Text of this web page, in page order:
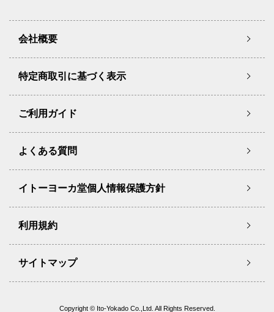
会社概要
特定商取引に基づく表示
ご利用ガイド
よくある質問
イトーヨーカ堂個人情報保護方針
利用規約
サイトマップ
Copyright © Ito-Yokado Co.,Ltd. All Rights Reserved.